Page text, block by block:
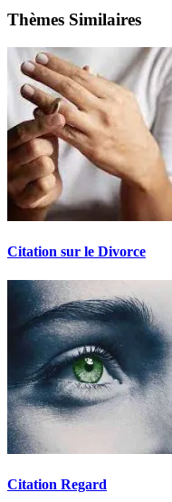
Thèmes Similaires
Citation sur le Divorce
Citation Regard